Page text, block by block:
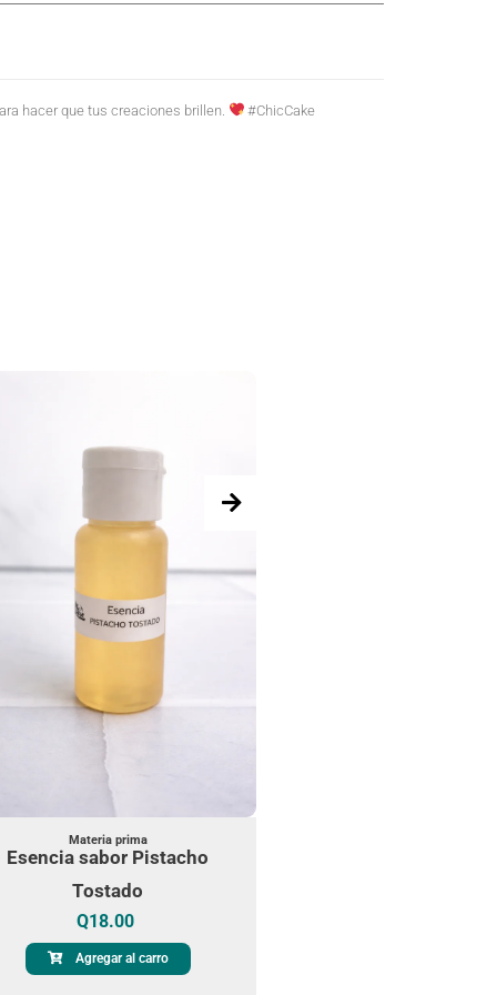
hacer que tus creaciones brillen.
#ChicCake
Materia prima
Esencia sabor Pistacho
Tostado
Q18.00
Agregar al carro